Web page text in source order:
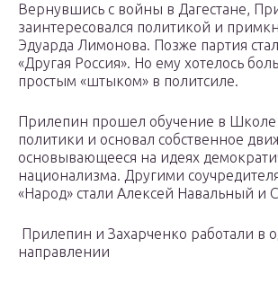
Вернувшись с войны в Дагестане,
заинтересовался политикой и
Эдуарда Лимонова. Позже партия
«Другая Россия». Но ему хотелось
простым «штыком» в политсиле.
Прилепин прошел обучение в Школе
политики и основал собственное
основывающееся на идеях
национализма. Другими
«Народ» стали Алексей Навальный и
Прилепин и Захарченко работали в
направлении